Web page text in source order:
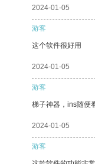
2024-01-05
游客
这个软件很好用
2024-01-05
游客
梯子神器，ins随便
2024-01-05
游客